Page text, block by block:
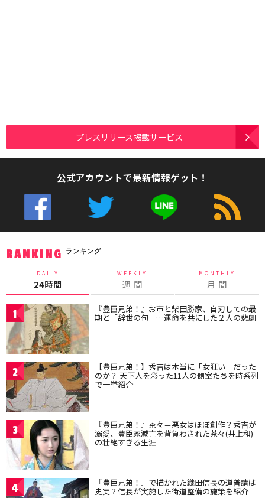
プレスリリース掲載サービス
公式アカウントで最新情報ゲット！
RANKING ランキング
DAILY
24時間
WEEKLY
週 間
MONTHLY
月 間
1 『豊臣兄弟！』お市と柴田勝家、自刃しての最
期と「辞世の句」…運命を共にした２人の悲劇
2 【豊臣兄弟！】秀吉は本当に「女狂い」だった
のか？ 天下人を彩った11人の側室たちを時系列
で一挙紹介
3 『豊臣兄弟！』茶々＝悪女はほぼ創作？秀吉が
溺愛、豊臣家滅亡を背負わされた茶々(井上和)
の壮絶すぎる生涯
4 『豊臣兄弟！』で描かれた織田信長の道普請は
史実？信長が実施した街道整備の施策を紹介